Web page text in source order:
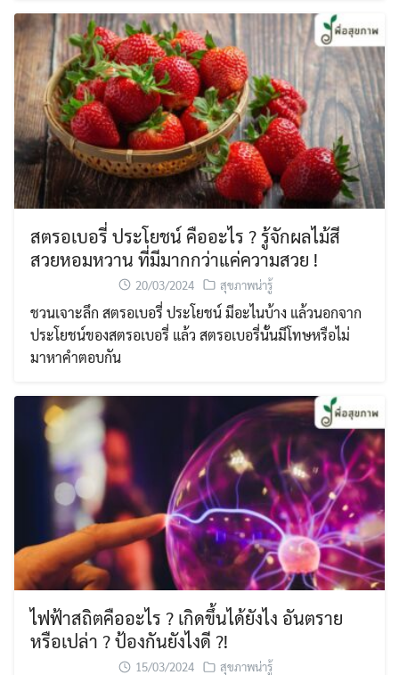
สตรอเบอรี่ ประโยชน์ คืออะไร ? รู้จักผลไม้สี
สวยหอมหวาน ที่มีมากกว่าแค่ความสวย !
20/03/2024 สุขภาพน่ารู้
ชวนเจาะลึก สตรอเบอรี่ ประโยชน์ มีอะไนบ้าง แล้วนอกจาก
ประโยชน์ของสตรอเบอรี่ แล้ว สตรอเบอรี่นั้นมีโทษหรือไม่
มาหาคำตอบกัน
ไฟฟ้าสถิตคืออะไร ? เกิดขึ้นได้ยังไง อันตราย
หรือเปล่า ? ป้องกันยังไงดี ?!
15/03/2024 สุขภาพน่ารู้